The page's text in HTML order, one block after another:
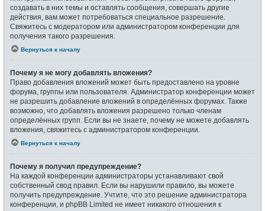
создавать в них темы и оставлять сообщения, совершать другие
действия, вам может потребоваться специальное разрешение.
Свяжитесь с модератором или администратором конференции для
получения такого разрешения.
Вернуться к началу
Почему я не могу добавлять вложения?
Право добавления вложений может быть предоставлено на уровне
форума, группы или пользователя. Администратор конференции может
не разрешить добавление вложений в определённых форумах. Также
возможно, что добавлять вложения разрешено только членам
определённых групп. Если вы не знаете, почему не можете добавлять
вложения, свяжитесь с администратором конференции.
Вернуться к началу
Почему я получил предупреждение?
На каждой конференции администраторы устанавливают свой
собственный свод правил. Если вы нарушили правило, вы можете
получить предупреждение. Учтите, что это решение администратора
конференции, и phpBB Limited не имеет никакого отношения к